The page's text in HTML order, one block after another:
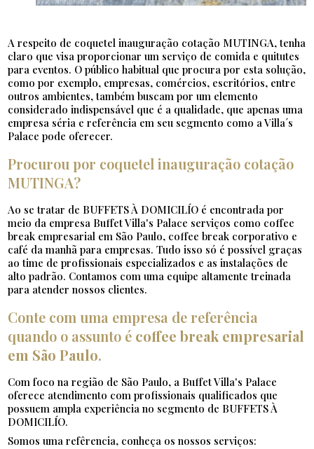
A respeito de coquetel inauguração cotação MUTINGA, tenha
claro que visa proporcionar um serviço de comida e quitutes
para eventos. O público habitual que procura por esta solução,
como por exemplo, empresas, comércios, escritórios, entre
outros ambientes, também buscam por um elemento
considerado indispensável que é a qualidade, que apenas uma
empresa séria e referência em seu segmento como a Villa´s
Palace pode oferecer.
Procurou por coquetel inauguração cotação
MUTINGA?
Ao se tratar de BUFFETS À DOMICILÍO é encontrada por
meio da empresa Buffet Villa's Palace serviços como coffee
break empresarial em São Paulo, coffee break corporativo e
café da manhã para empresas. Tudo isso só é possível graças
ao time de profissionais especializados e as instalações de
alto padrão. Contamos com uma equipe altamente treinada
para atender nossos clientes.
Conte com uma empresa de referência
quando o assunto é coffee break empresarial
em São Paulo.
Com foco na região de São Paulo, a Buffet Villa's Palace
oferece atendimento com profissionais qualificados que
possuem ampla experiência no segmento de BUFFETS À
DOMICILÍO.
Somos uma refêrencia, conheça os nossos serviços: